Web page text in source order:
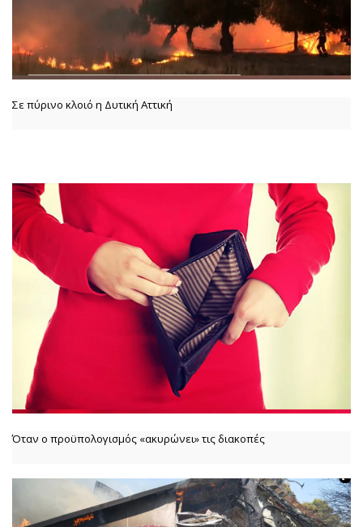
Σε πύρινο κλοιό η Δυτική Αττική
Όταν ο προϋπολογισμός «ακυρώνει» τις διακοπές